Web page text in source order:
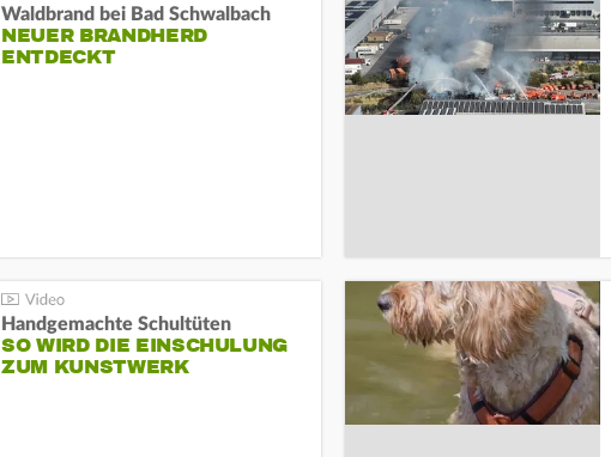
Waldbrand bei Bad Schwalbach
NEUER BRANDHERD
ENTDECKT
Handgemachte Schultüten
SO WIRD DIE EINSCHULUNG
ZUM KUNSTWERK